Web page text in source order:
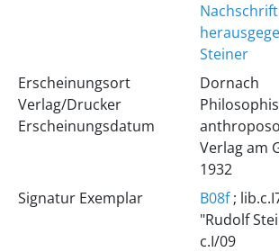
Nachschrift
Steiner
Erscheinungsort
Verlag/Drucker
Erscheinungsdatum
Dornach
Verlag am
1932
Signatur Exemplar
B08f;
"Rudolf
c.I/09